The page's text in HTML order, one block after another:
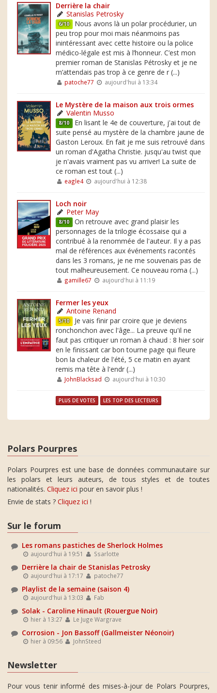
Derrière la chair
Stanislas Petrosky
6/10 Nous avons là un polar procédurier, un
peu trop pour moi mais néanmoins pas
inintéressant avec cette histoire ou la police
médico-légale est mis à l’honneur. C’est mon
premier roman de Stanislas Pétrosky et je ne
m’attendais pas trop à ce genre de r (...)
patoche77 aujourd'hui à 13:34
Le Mystère de la maison aux trois ormes
Valentin Musso
8/10 En lisant le 4e de couverture, j'ai tout de
suite pensé au mystère de la chambre jaune de
Gaston Leroux. En fait je me suis retrouvé dans
un roman d'Agatha Christie. jusqu'au twist que
je n'avais vraiment pas vu arriver! La suite de
ce roman est tout (...)
eagle4 aujourd'hui à 12:38
Loch noir
Peter May
8/10 On retrouve avec grand plaisir les
personnages de la trilogie écossaise qui a
contribué à la renommée de l'auteur. Il y a pas
mal de références aux événements racontés
dans les 3 romans, je ne me souvenais pas de
tout malheureusement. Ce nouveau roma (...)
gamille67 aujourd'hui à 11:19
Fermer les yeux
Antoine Renand
5/10 Je vais finir par croire que je deviens
ronchonchon avec l'âge... La preuve qu'il ne
faut pas critiquer un roman à chaud : 8 hier soir
en le finissant car bon tourne page qui fleure
bon la chaleur de l'été, 5 ce matin en ayant
remis ma tête à l'endr (...)
JohnBlacksad aujourd'hui à 10:30
PLUS DE VOTES LES TOP DES LECTEURS
Polars Pourpres
Polars Pourpres est une base de données communautaire sur
les polars et leurs auteurs, de tous styles et de toutes
nationalités. Cliquez ici pour en savoir plus !
Envie de stats ? Cliquez ici !
Sur le forum
Les romans pastiches de Sherlock Holmes
aujourd'hui à 19:51 Ssarlotte
Derrière la chair de Stanislas Petrosky
aujourd'hui à 17:17 patoche77
Playlist de la semaine (saison 4)
aujourd'hui à 13:03 Fab
Solak - Caroline Hinault (Rouergue Noir)
hier à 13:27 Le Juge Wargrave
Corrosion - Jon Bassoff (Gallmeister Néonoir)
hier à 09:56 JohnSteed
Newsletter
Pour vous tenir informé des mises-à-jour de Polars Pourpres,